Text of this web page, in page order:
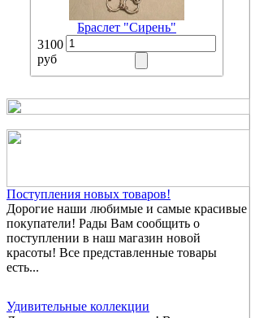
Браслет "Сирень"
3100
руб
Поступления новых товаров!
Дорогие наши любимые и самые красивые
покупатели! Рады Вам сообщить о
поступлении в наш магазин новой
красоты! Все представленные товары
есть...
Удивительные коллекции